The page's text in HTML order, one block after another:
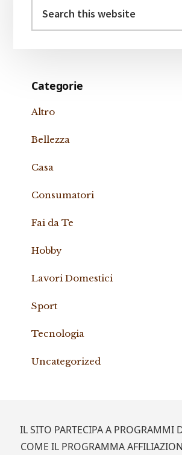
this
Categorie
Altro
Bellezza
Casa
Consumatori
Fai da Te
Hobby
Lavori Domestici
Sport
Tecnologia
Uncategorized
IL SITO PARTECIPA A PROGRAMMI
COME IL PROGRAMMA